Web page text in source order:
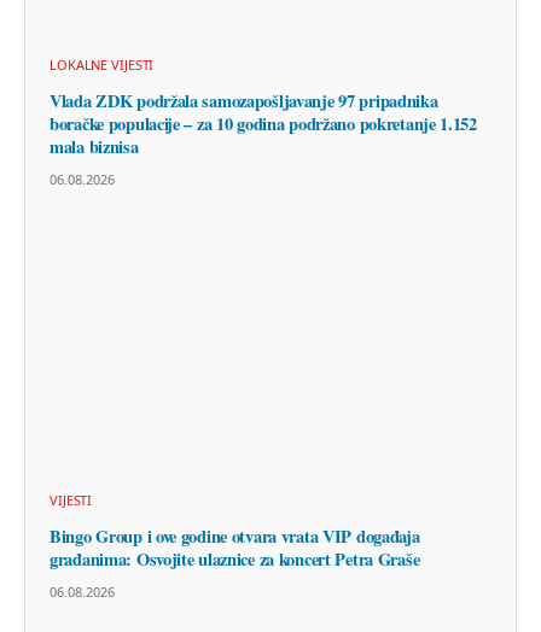
LOKALNE VIJESTI
Vlada ZDK podržala samozapošljavanje 97 pripadnika
boračke populacije – za 10 godina podržano pokretanje 1.152
mala biznisa
06.08.2026
VIJESTI
Bingo Group i ove godine otvara vrata VIP događaja
građanima: Osvojite ulaznice za koncert Petra Graše
06.08.2026